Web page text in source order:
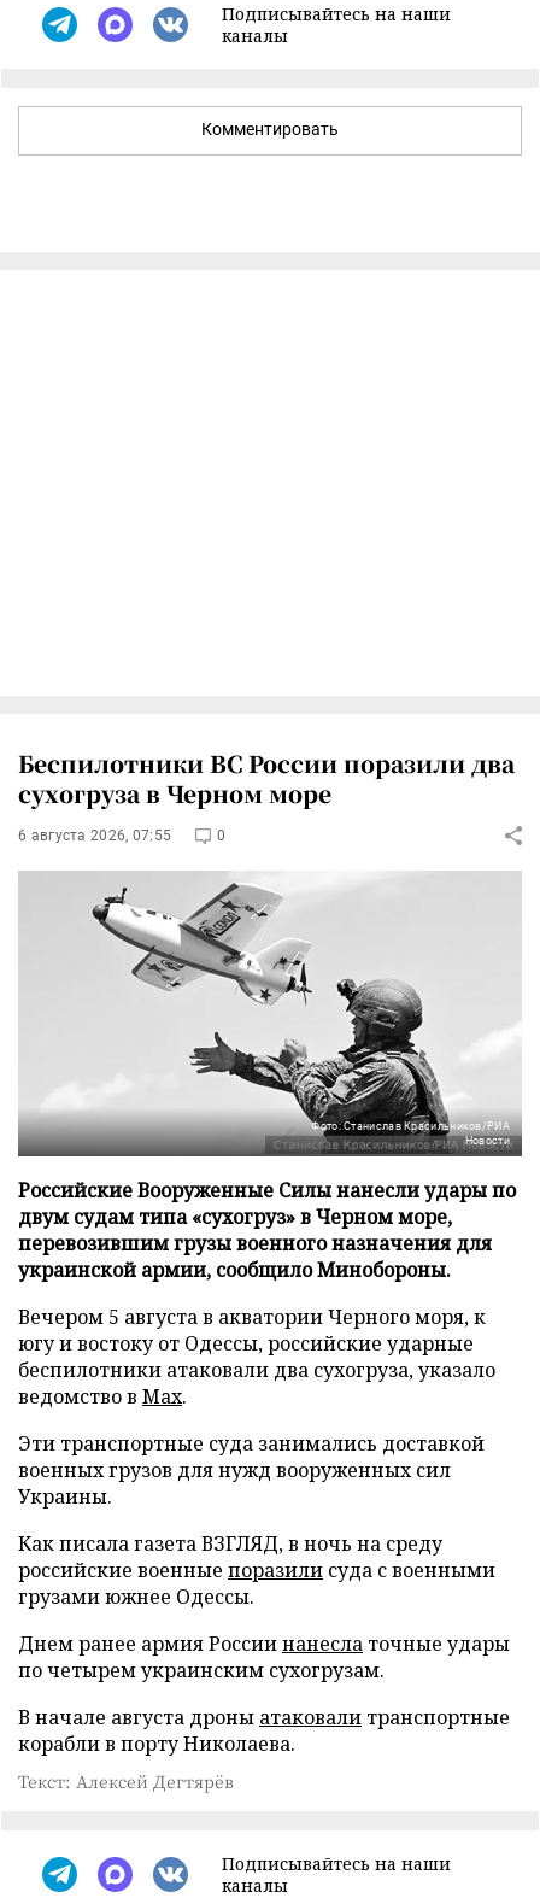
Подписывайтесь на наши
каналы
Комментировать
Беспилотники ВС России поразили два
сухогруза в Черном море
6 августа 2026, 07:55 0
Фото: Станислав Красильников/РИА
Новости
Российские Вооруженные Силы нанесли удары по
двум судам типа «сухогруз» в Черном море,
перевозившим грузы военного назначения для
украинской армии, сообщило Минобороны.
Вечером 5 августа в акватории Черного моря, к
югу и востоку от Одессы, российские ударные
беспилотники атаковали два сухогруза, указало
ведомство в Max.
Эти транспортные суда занимались доставкой
военных грузов для нужд вооруженных сил
Украины.
Как писала газета ВЗГЛЯД, в ночь на среду
российские военные поразили суда с военными
грузами южнее Одессы.
Днем ранее армия Россиинанесла точные удары
по четырем украинским сухогрузам.
В начале августа дроны атаковали транспортные
корабли в порту Николаева.
Текст: Алексей Дегтярёв
Подписывайтесь на наши
каналы